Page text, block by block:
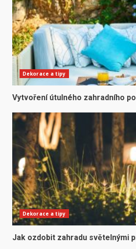
Dekorace a tipy
Vytvoření útulného zahradního
Dekorace a tipy
Jak ozdobit zahradu světelnými